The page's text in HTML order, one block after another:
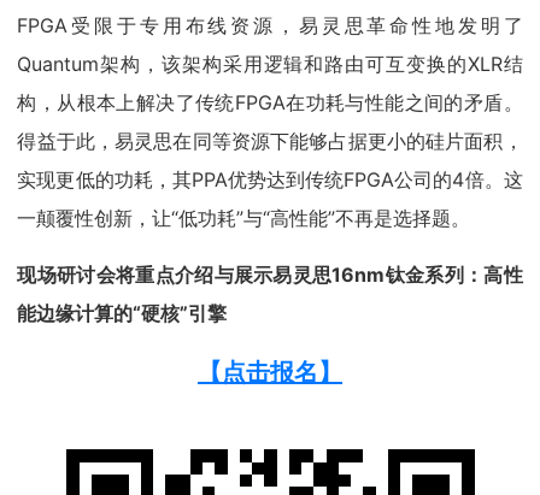
FPGA受限于专用布线资源，易灵思革命性地发明了
Quantum架构，该架构采用逻辑和路由可互变换的XLR结
构，从根本上解决了传统FPGA在功耗与性能之间的矛盾。
得益于此，易灵思在同等资源下能够占据更小的硅片面积，
实现更低的功耗，其PPA优势达到传统FPGA公司的4倍。这
一颠覆性创新，让“低功耗”与“高性能”不再是选择题。
现场研讨会将重点介绍与展示易灵思16nm钛金系列：高性
能边缘计算的“硬核”引擎
【点击报名】